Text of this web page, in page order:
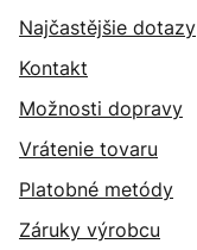
Najčastějšie dotazy
Kontakt
Možnosti dopravy
Vrátenie tovaru
Platobné metódy
Záruky výrobcu